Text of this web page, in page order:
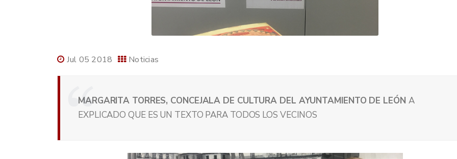
Jul 05 2018 Noticias
MARGARITA TORRES, CONCEJALA DE CULTURA DEL AYUNTAMIENTO DE LEÓN A
EXPLICADO QUE ES UN TEXTO PARA TODOS LOS VECINOS